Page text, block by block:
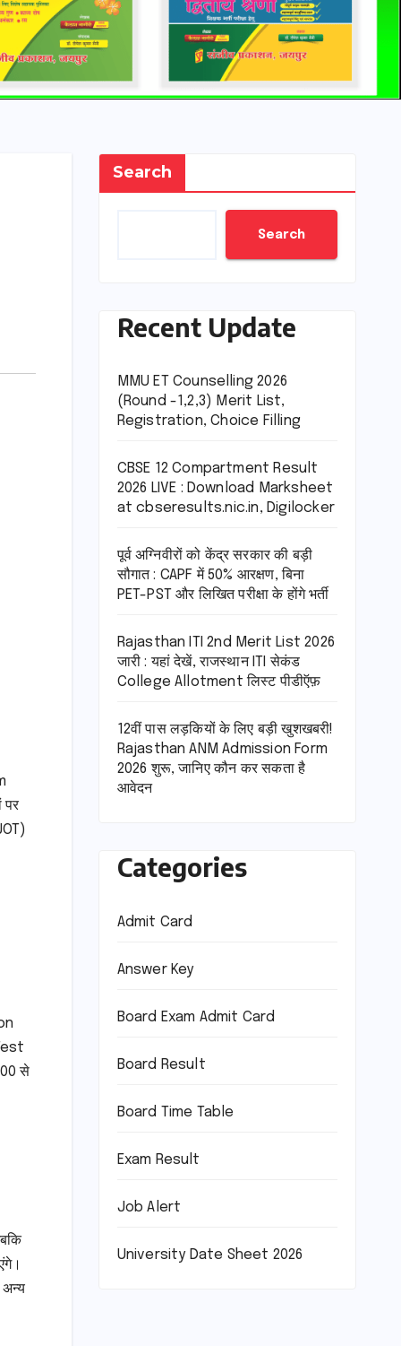
पर
से
अन्य
Search
Search
Recent Update
MMU ET Counselling 2026
(Round -1,2,3) Merit List,
Registration, Choice Filling
CBSE 12 Compartment Result
2026 LIVE : Download Marksheet
at cbseresults.nic.in, Digilocker
पूर्व अग्निवीरों को केंद्र सरकार की बड़ी
सौगात : CAPF में 50% आरक्षण, बिना
PET-PST और लिखित परीक्षा के होंगे भर्ती
Rajasthan ITI 2nd Merit List 2026
जारी : यहां देखें, राजस्थान ITI सेकंड
College Allotment लिस्ट पीडीऍफ़
12वीं पास लड़कियों के लिए बड़ी खुशखबरी!
Rajasthan ANM Admission Form
2026 शुरू, जानिए कौन कर सकता है
आवेदन
Categories
Admit Card
Answer Key
Board Exam Admit Card
Board Result
Board Time Table
Exam Result
Job Alert
University Date Sheet 2026